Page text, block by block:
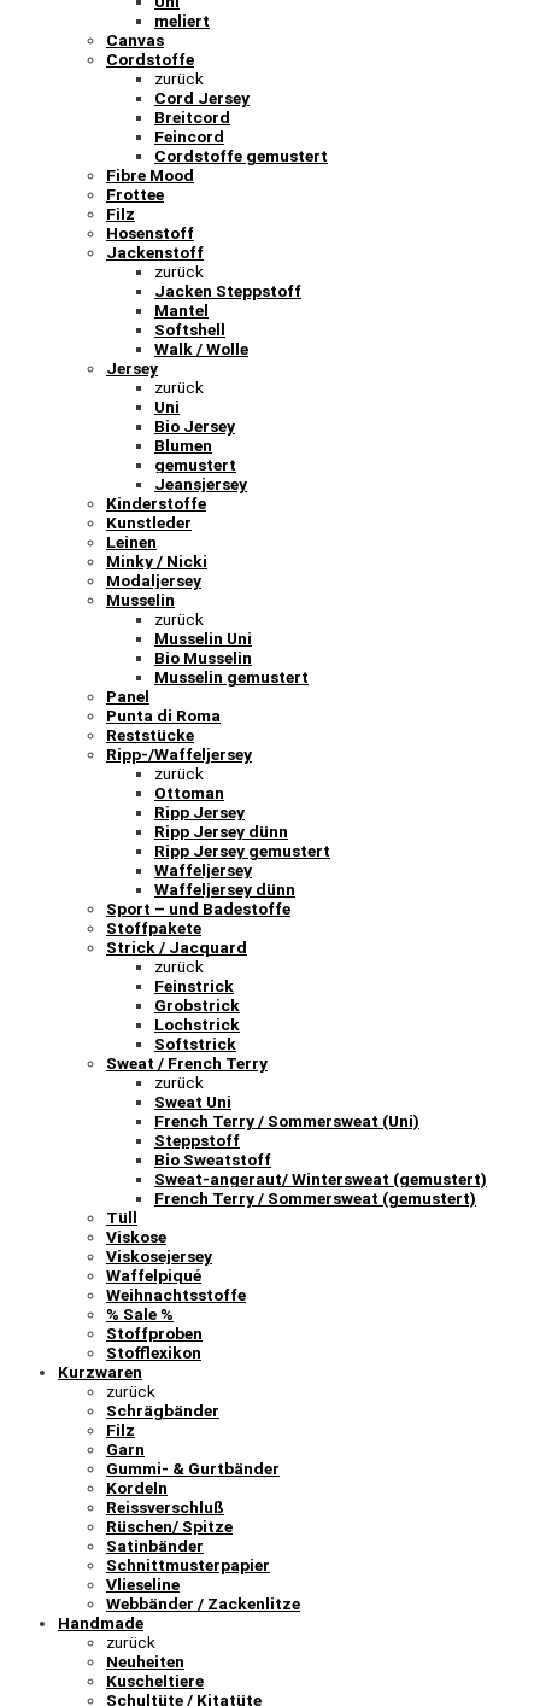
meliert
Canvas
Cordstoffe
zurück
Cord Jersey
Breitcord
Feincord
Cordstoffe gemustert
Fibre Mood
Frottee
Filz
Hosenstoff
Jackenstoff
zurück
Jacken Steppstoff
Mantel
Softshell
Walk / Wolle
Jersey
zurück
Uni
Bio Jersey
Blumen
gemustert
Jeansjersey
Kinderstoffe
Kunstleder
Leinen
Minky / Nicki
Modaljersey
Musselin
zurück
Musselin Uni
Bio Musselin
Musselin gemustert
Panel
Punta di Roma
Reststücke
Ripp-/Waffeljersey
zurück
Ottoman
Ripp Jersey
Ripp Jersey dünn
Ripp Jersey gemustert
Waffeljersey
Waffeljersey dünn
Sport – und Badestoffe
Stoffpakete
Strick / Jacquard
zurück
Feinstrick
Grobstrick
Lochstrick
Softstrick
Sweat / French Terry
zurück
Sweat Uni
French Terry / Sommersweat (Uni)
Steppstoff
Bio Sweatstoff
Sweat-angeraut/ Wintersweat (gemustert)
French Terry / Sommersweat (gemustert)
Tüll
Viskose
Viskosejersey
Waffelpiqué
Weihnachtsstoffe
% Sale %
Stoffproben
Stofflexikon
Kurzwaren
zurück
Schrägbänder
Filz
Garn
Gummi- & Gurtbänder
Kordeln
Reissverschluß
Rüschen/ Spitze
Satinbänder
Schnittmusterpapier
Vlieseline
Webbänder / Zackenlitze
Handmade
zurück
Neuheiten
Kuscheltiere
Schultüte / Kitatüte